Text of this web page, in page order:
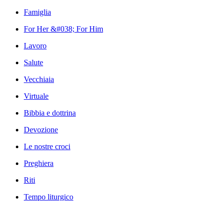
Famiglia
For Her &#038; For Him
Lavoro
Salute
Vecchiaia
Virtuale
Bibbia e dottrina
Devozione
Le nostre croci
Preghiera
Riti
Tempo liturgico